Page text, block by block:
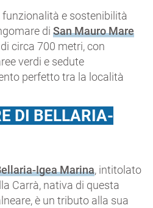
funzionalità e sostenibilità
di San Mauro Mare
circa 700 metri, con
verdi e sedute
perfetto tra la località
DI BELLARIA-
Igea Marina, intitolato
Carrà, nativa di questa
è un tributo alla sua